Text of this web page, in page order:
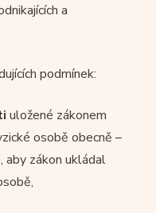
a
podmínek:
uložené zákonem
osobě obecně –
aby zákon ukládal